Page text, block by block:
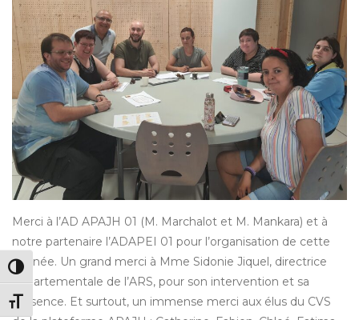
PASSER EN CONTRASTE ÉLEVÉ
CHANGER LA TAILLE DE LA POLICE
Merci à l’AD APAJH 01 (M. Marchalot et M. Mankara) et à
notre partenaire l’ADAPEI 01 pour l’organisation de cette
journée. Un grand merci à Mme Sidonie Jiquel, directrice
départementale de l’ARS, pour son intervention et sa
présence. Et surtout, un immense merci aux élus du CVS